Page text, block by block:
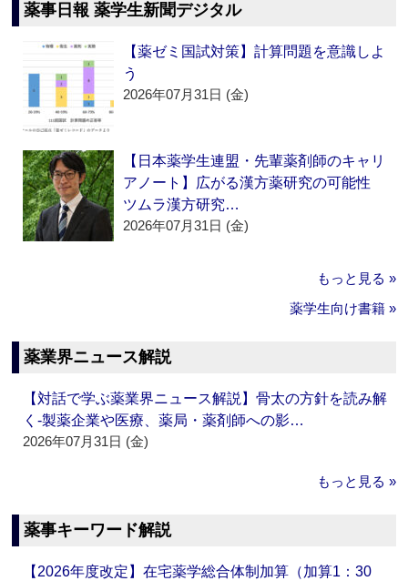
薬事日報 薬学生新聞デジタル
【薬ゼミ国試対策】計算問題を意識しよ
う
2026年07月31日 (金)
【日本薬学生連盟・先輩薬剤師のキャリ
アノート】広がる漢方薬研究の可能性
ツムラ漢方研究…
2026年07月31日 (金)
もっと見る »
薬学生向け書籍 »
薬業界ニュース解説
【対話で学ぶ薬業界ニュース解説】骨太の方針を読み解
く‐製薬企業や医療、薬局・薬剤師への影…
2026年07月31日 (金)
もっと見る »
薬事キーワード解説
【2026年度改定】在宅薬学総合体制加算（加算1：30